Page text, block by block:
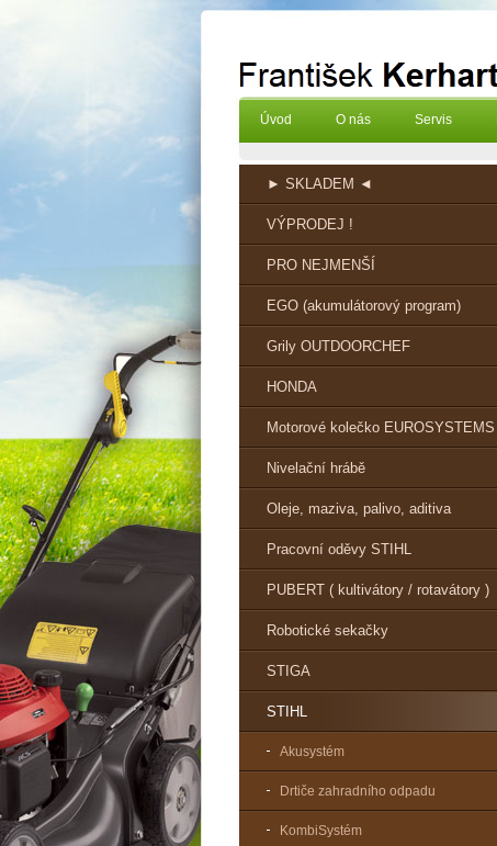
Úvod O nás Servis
► SKLADEM ◄
VÝPRODEJ !
PRO NEJMENŠÍ
EGO (akumulátorový program)
Grily OUTDOORCHEF
HONDA
Motorové kolečko EUROSYSTEMS
Nivelační hrábě
Oleje, maziva, palivo, aditiva
Pracovní oděvy STIHL
PUBERT ( kultivátory / rotavátory )
Robotické sekačky
STIGA
STIHL
Akusystém
Drtiče zahradního odpadu
KombiSystém